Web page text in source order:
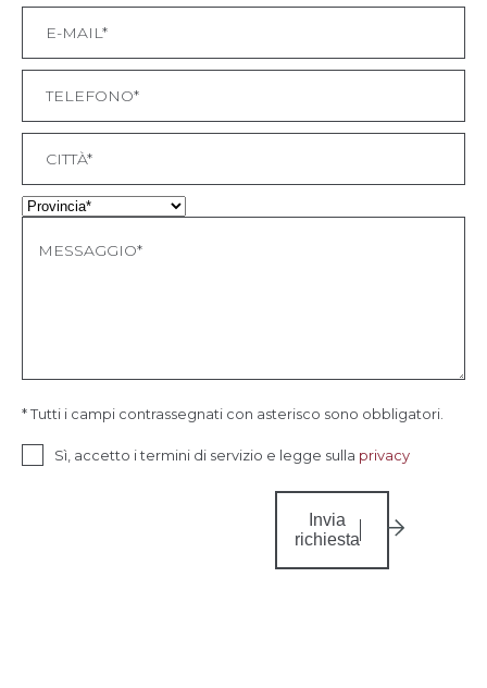
* Tutti i campi contrassegnati con asterisco sono obbligatori.
Sì, accetto i termini di servizio e legge sulla privacy
Invia
richiesta